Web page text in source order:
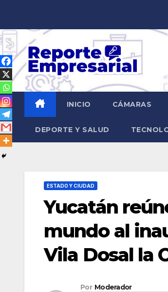
contenido
INICIO CÁMARAS
DEPORTE Y SALUD
ESTADO Y CIUDAD
Yucatán
mundo al
Vila Dosal la
Por Moderador